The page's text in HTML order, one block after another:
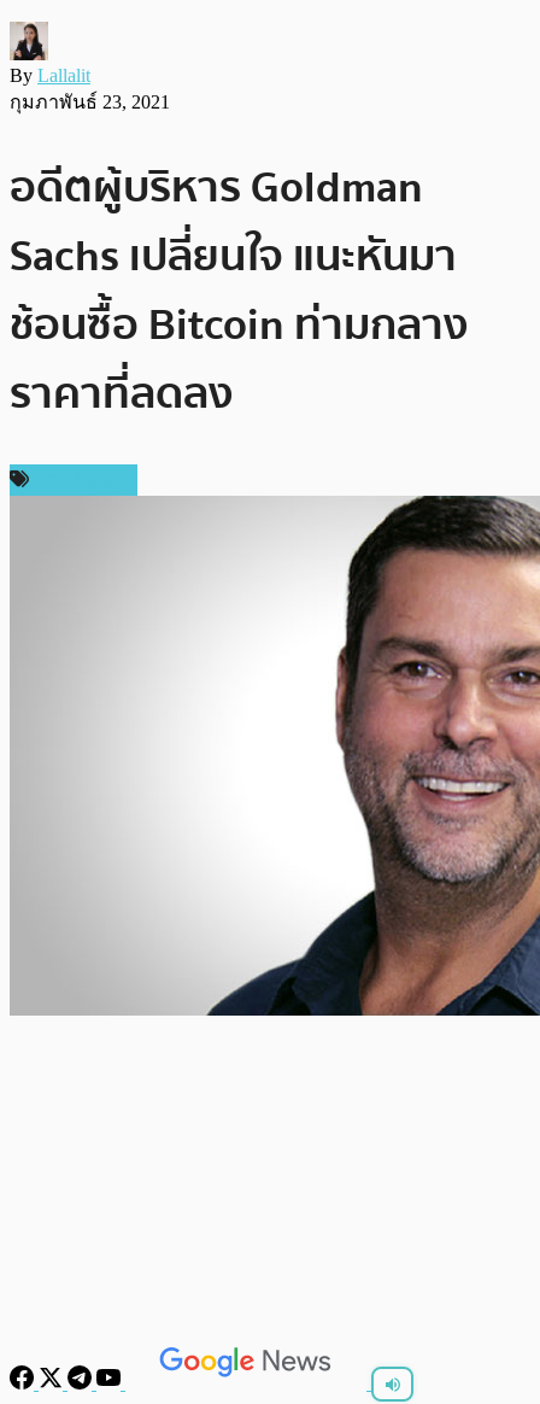
By Lallalit
กุมภาพันธ์ 23, 2021
อดีตผู้บริหาร Goldman
Sachs เปลี่ยนใจ แนะหันมา
ช้อนซื้อ Bitcoin ท่ามกลาง
ราคาที่ลดลง